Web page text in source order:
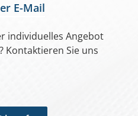
E-Mail
individuelles Angebot
Kontaktieren Sie uns